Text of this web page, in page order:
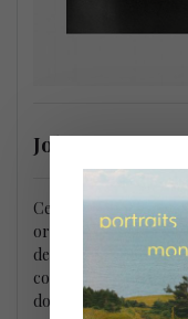
John Roney
Ce concept n’est pas
orientale, notamment
de respect de
continuer sur sa
donc le 28 janvier